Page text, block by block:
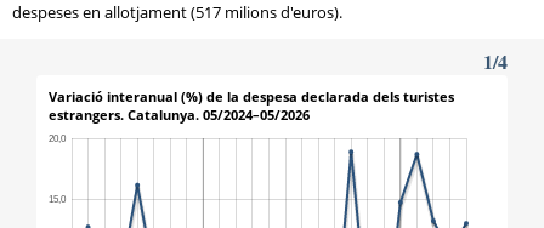
despeses en allotjament (517 milions d'euros).